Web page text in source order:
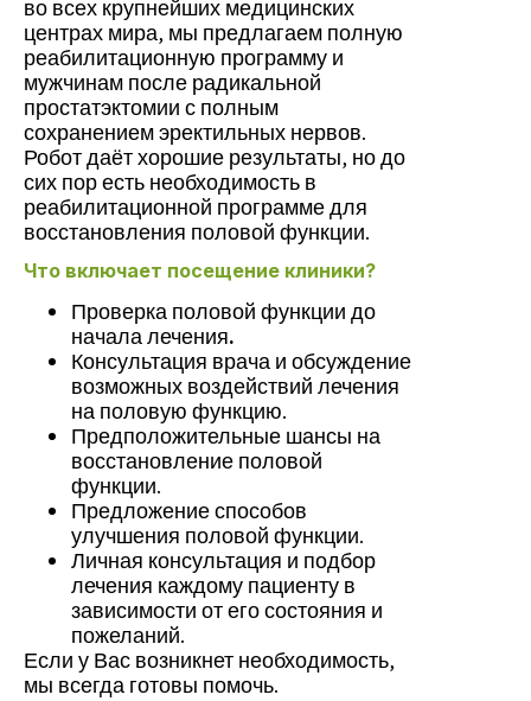
во всех крупнейших медицинских
центрах мира, мы предлагаем полную
реабилитационную программу и
мужчинам после радикальной
простатэктомии с полным
сохранением эректильных нервов.
Робот даёт хорошие результаты, но до
сих пор есть необходимость в
реабилитационной программе для
восстановления половой функции.
Что включает посещение клиники?
Проверка половой функции до
начала лечения.
Консультация врача и обсуждение
возможных воздействий лечения
на половую функцию.
Предположительные шансы на
восстановление половой
функции.
Предложение способов
улучшения половой функции.
Личная консультация и подбор
лечения каждому пациенту в
зависимости от его состояния и
пожеланий.
Если у Вас возникнет необходимость,
мы всегда готовы помочь.